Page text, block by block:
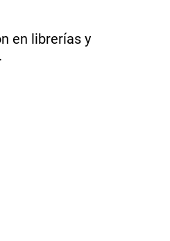
en librerías y